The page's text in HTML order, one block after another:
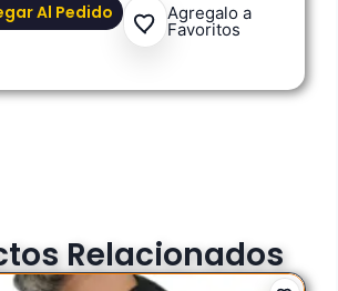
Al Pedido Agregalo a
Favoritos
Relacionados